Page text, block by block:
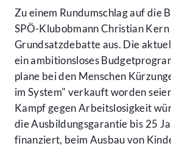
Zu einem Rundumschlag auf die
SPÖ-Klubobmann Christian
Grundsatzdebatte aus. Die
ein ambitionsloses
plane bei den Menschen
im System" verkauft worden
Kampf gegen Arbeitslosigkeit
die Ausbildungsgarantie bis 25
finanziert, beim Ausbau von